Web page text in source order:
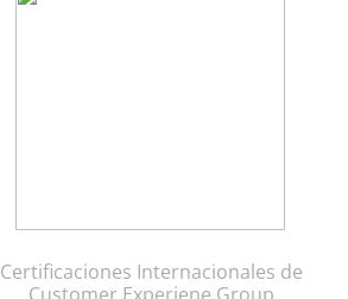
Certificaciones Internacionales de